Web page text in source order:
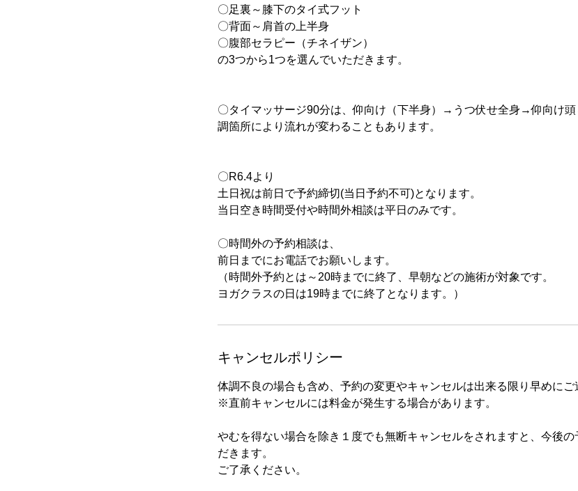
〇足裏～膝下のタイ式フット
〇背面～肩首の上半身
〇腹部セラピー（チネイザン）
の3つから1つを選んでいただきます。
〇タイマッサージ90分は、仰向け（下半身）→うつ伏せ全身→仰向け
調箇所により流れが変わることもあります。
〇R6.4より
土日祝は前日で予約締切(当日予約不可)となります。
当日空き時間受付や時間外相談は平日のみです。
〇時間外の予約相談は、
前日までにお電話でお願いします。
（時間外予約とは～20時までに終了、早朝などの施術が対象です。
ヨガクラスの日は19時までに終了となります。）
キャンセルポリシー
体調不良の場合も含め、予約の変更やキャンセルは出来る限り早めにご
※直前キャンセルには料金が発生する場合があります。
やむを得ない場合を除き１度でも無断キャンセルをされますと、今後
だきます。
ご了承ください。